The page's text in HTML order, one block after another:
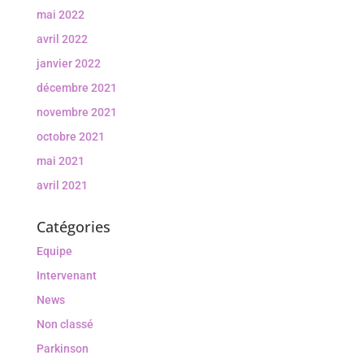
mai 2022
avril 2022
janvier 2022
décembre 2021
novembre 2021
octobre 2021
mai 2021
avril 2021
Catégories
Equipe
Intervenant
News
Non classé
Parkinson